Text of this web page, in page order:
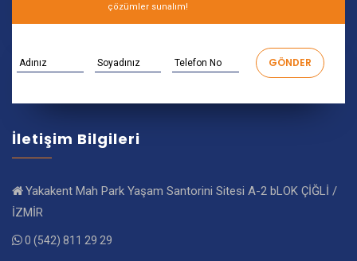
çözümler sunalım!
İletişim Bilgileri
Yakakent Mah Park Yaşam Santorini Sitesi A-2 bLOK ÇİĞLİ /
İZMİR
0 (542) 811 29 29